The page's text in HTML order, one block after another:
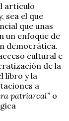
artículo
sea el que
que unas
un enfoque de
democrática.
cultural e
de la
libro y la
a
patriarcal” o